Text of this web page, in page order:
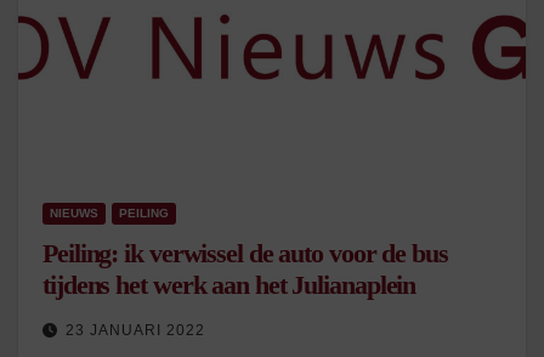
NIEUWS PEILING
Peiling: ik verwissel de auto voor de bus
tijdens het werk aan het Julianaplein
23 JANUARI 2022